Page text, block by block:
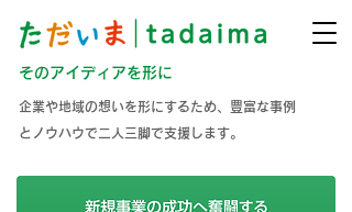
そのアイディアを形に
企業や地域の想いを形にするため、豊富な事例
とノウハウで二人三脚で支援します。